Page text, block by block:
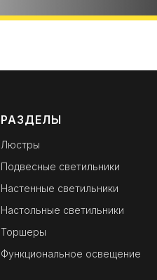
РАЗДЕЛЫ
Люстры
Подвесные светильники
Настенные светильники
Настольные светильники
Торшеры
Функциональное освещение